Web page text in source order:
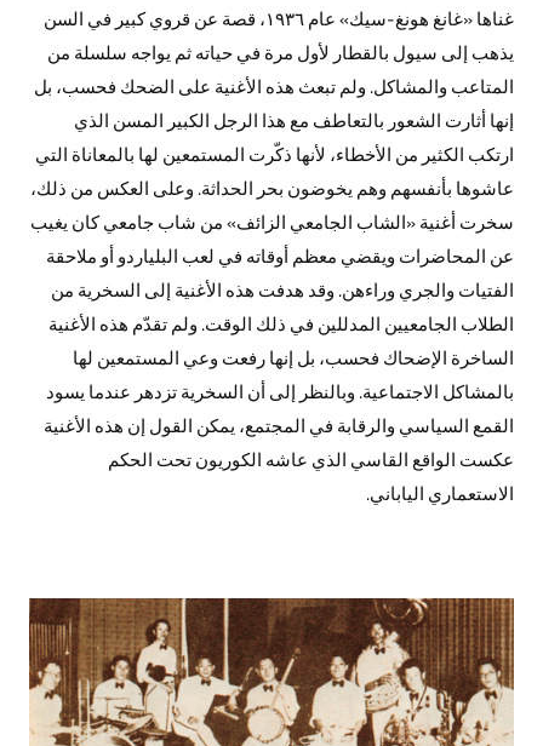
غناها «غانغ هونغ-سيك» عام ١٩٣٦، قصة عن قروي كبير في السن
يذهب إلى سيول بالقطار لأول مرة في حياته ثم يواجه سلسلة من
المتاعب والمشاكل. ولم تبعث هذه الأغنية على الضحك فحسب، بل
إنها أثارت الشعور بالتعاطف مع هذا الرجل الكبير المسن الذي
ارتكب الكثير من الأخطاء، لأنها ذكّرت المستمعين لها بالمعاناة التي
عاشوها بأنفسهم وهم يخوضون بحر الحداثة. وعلى العكس من ذلك،
سخرت أغنية «الشاب الجامعي الزائف» من شاب جامعي كان يغيب
عن المحاضرات ويقضي معظم أوقاته في لعب البلياردو أو ملاحقة
الفتيات والجري وراءهن. وقد هدفت هذه الأغنية إلى السخرية من
الطلاب الجامعيين المدللين في ذلك الوقت. ولم تقدّم هذه الأغنية
الساخرة الإضحاك فحسب، بل إنها رفعت وعي المستمعين لها
بالمشاكل الاجتماعية. وبالنظر إلى أن السخرية تزدهر عندما يسود
القمع السياسي والرقابة في المجتمع، يمكن القول إن هذه الأغنية
عكست الواقع القاسي الذي عاشه الكوريون تحت الحكم
الاستعماري الياباني.